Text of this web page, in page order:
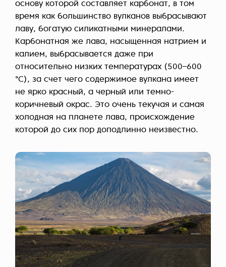
основу которой составляет карбонат, в том
время как большинство вулканов выбрасывают
лаву, богатую силикатными минералами.
Карбонатная же лава, насыщенная натрием и
калием, выбрасывается даже при
относительно низких температурах (500–600
°C), за счет чего содержимое вулкана имеет
не ярко красный, а черный или темно-
коричневый окрас. Это очень текучая и самая
холодная на планете лава, происхождение
которой до сих пор доподлинно неизвестно.